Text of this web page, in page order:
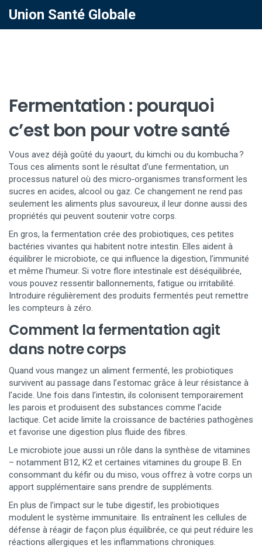
Union Santé Globale
Fermentation : pourquoi
c’est bon pour votre santé
Vous avez déjà goûté du yaourt, du kimchi ou du kombucha ?
Tous ces aliments sont le résultat d’une fermentation, un
processus naturel où des micro‑organismes transforment les
sucres en acides, alcool ou gaz. Ce changement ne rend pas
seulement les aliments plus savoureux, il leur donne aussi des
propriétés qui peuvent soutenir votre corps.
En gros, la fermentation crée des probiotiques, ces petites
bactéries vivantes qui habitent notre intestin. Elles aident à
équilibrer le microbiote, ce qui influence la digestion, l’immunité
et même l’humeur. Si votre flore intestinale est déséquilibrée,
vous pouvez ressentir ballonnements, fatigue ou irritabilité.
Introduire régulièrement des produits fermentés peut remettre
les compteurs à zéro.
Comment la fermentation agit
dans notre corps
Quand vous mangez un aliment fermenté, les probiotiques
survivent au passage dans l’estomac grâce à leur résistance à
l’acide. Une fois dans l’intestin, ils colonisent temporairement
les parois et produisent des substances comme l’acide
lactique. Cet acide limite la croissance de bactéries pathogènes
et favorise une digestion plus fluide des fibres.
Le microbiote joue aussi un rôle dans la synthèse de vitamines
– notamment B12, K2 et certaines vitamines du groupe B. En
consommant du kéfir ou du miso, vous offrez à votre corps un
apport supplémentaire sans prendre de suppléments.
En plus de l’impact sur le tube digestif, les probiotiques
modulent le système immunitaire. Ils entraînent les cellules de
défense à réagir de façon plus équilibrée, ce qui peut réduire les
réactions allergiques et les inflammations chroniques.